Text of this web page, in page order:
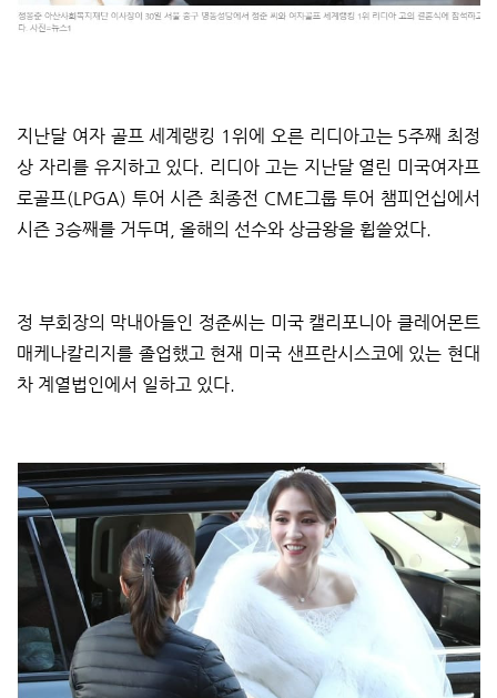
지난달 여자 골프 세계랭킹 1위에 오른 리디아고는 5주째 최정
상 자리를 유지하고 있다. 리디아 고는 지난달 열린 미국여자프
로골프(LPGA) 투어 시즌 최종전 CME그룹 투어 챔피언십에서
시즌 3승째를 거두며, 올해의 선수와 상금왕을 휩쓸었다.
정 부회장의 막내아들인 정준씨는 미국 캘리포니아 클레어몬트
매케나칼리지를 졸업했고 현재 미국 샌프란시스코에 있는 현대
차 계열법인에서 일하고 있다.